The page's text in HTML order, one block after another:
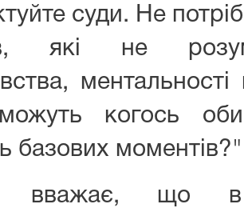
суди. Не
які не
можуть когось
базових
вважає, що в